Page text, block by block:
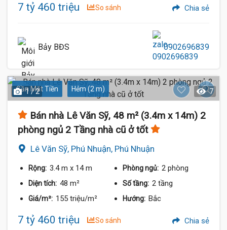
7 tỷ 460 triệu So sánh Chia sẻ
Bảy BĐS 0902696839
Gần Mặt Tiền Hẻm (2 m)
1 / 2 7
Bán nhà Lê Văn Sỹ, 48 m² (3.4m x 14m) 2
phòng ngủ 2 Tầng nhà cũ ở tốt
Lê Văn Sỹ, Phú Nhuận, Phú Nhuận
Rộng: 3.4 m x 14 m Phòng ngủ: 2 phòng
Diện tích: 48 m² Số tầng: 2 tầng
Giá/m²: 155 triệu/m² Hướng: Bắc
7 tỷ 460 triệu So sánh Chia sẻ